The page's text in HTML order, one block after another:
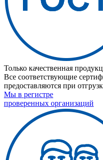
Только качественная
Все соответствующие
предоставляются при
Мы в регистре
проверенных организаций